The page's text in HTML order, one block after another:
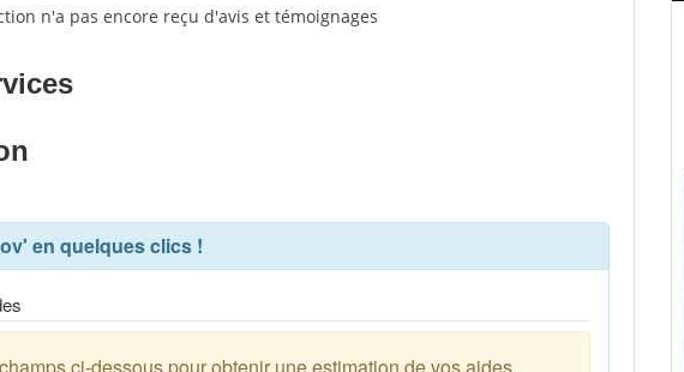
n'a pas encore reçu d'avis et témoignages